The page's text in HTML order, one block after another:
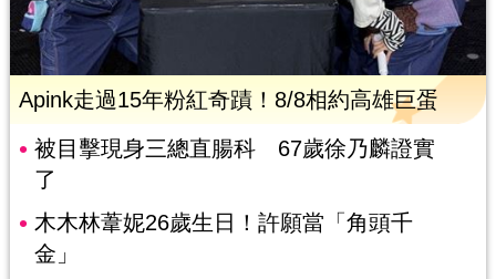
Apink走過15年粉紅奇蹟！8/8相約高雄巨蛋
被目擊現身三總直腸科 67歲徐乃麟證實
了
木木林葦妮26歲生日！許願當「角頭千
金」